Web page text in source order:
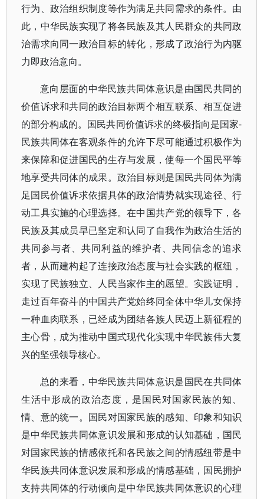
行为、政治组织制度等作为满足共同需求的条件。由
此，中华民族实现了将各民族及其人民群众的共同政
治需求向同一政治目标的转化，形成了政治行为内驱
力即政治意向。
意向层面的中华民族共同体意识是由国民共同的
价值诉求和共同的政治目标两个相互联系、相互促进
的部分构成的。国民共同价值诉求的终极指向是国家-
民族共同体在客观条件的允许下尽可能通过积极作为
来保障和促进国民的生存与发展，使每一个国民平等
地享受共同体的成果。政治目标则是国民共同体为满
足国民价值诉求依据具体的政治情势就实现途径、行
动工具实施的心理选择。在中国共产党的领导下，各
民族及其成员早已坚定和认同了自我作为政治生活的
共同参与者、共同利益的维护者、共同信念的追求
者，从而建构起了连接政治态度与社会实践的枢纽，
实现了民族独立、人民当家作主的愿望。实践证明，
走过百年奋斗的中国共产党始终同全体中华儿女保持
一种血肉联系，已经成为团结各族人民迈上新征程的
主心骨，成为推动中国式现代化实现中华民族伟大复
兴的坚强领导核心。
总的来看，中华民族共同体意识是国民在共同体
生活中形成的政治态度，是国民对国家民族的知、
情、意的统一。国民对国家民族的感知、印象和知识
是中华民族共同体意识发展和形成的认知基础，国民
对国家民族的情感依托和各民族之间的情感纽带是中
华民族共同体意识发展和形成的情感基础，国民拥护
支持共同体的行动倾向是中华民族共同体意识的心理